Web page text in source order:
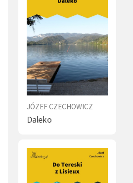
JÓZEF CZECHOWICZ
Daleko